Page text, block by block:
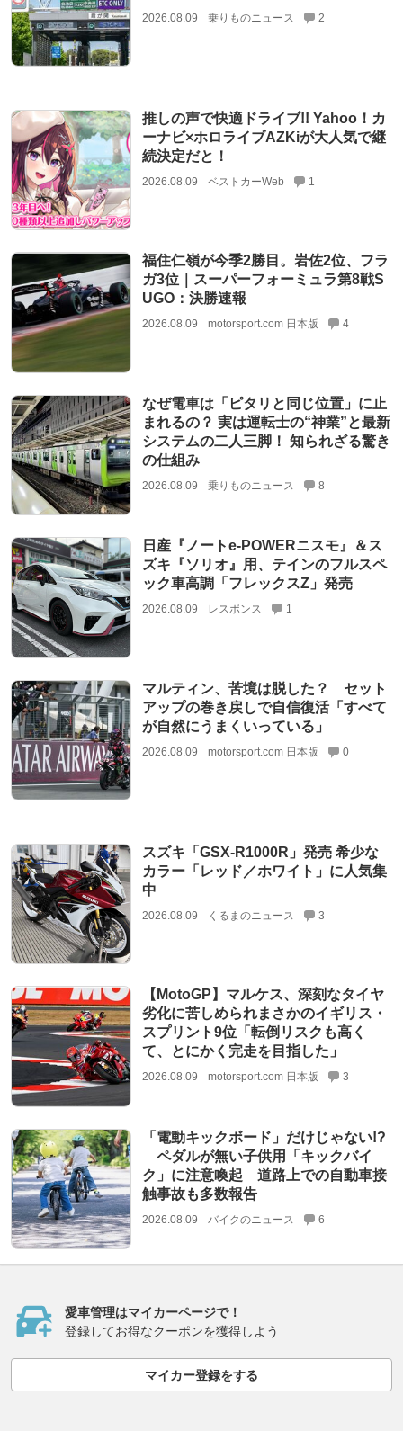
2026.08.09 乗りものニュース 2
推しの声で快適ドライブ!! Yahoo！カ
ーナビ×ホロライブAZKiが大人気で継
続決定だと！
2026.08.09 ベストカーWeb 1
福住仁嶺が今季2勝目。岩佐2位、フラ
ガ3位｜スーパーフォーミュラ第8戦S
UGO：決勝速報
2026.08.09 motorsport.com 日本版 4
なぜ電車は「ピタリと同じ位置」に止
まれるの？ 実は運転士の“神業”と最新
システムの二人三脚！ 知られざる驚き
の仕組み
2026.08.09 乗りものニュース 8
日産『ノートe-POWERニスモ』＆ス
ズキ『ソリオ』用、テインのフルスペ
ック車高調「フレックスZ」発売
2026.08.09 レスポンス 1
マルティン、苦境は脱した？ セット
アップの巻き戻しで自信復活「すべて
が自然にうまくいっている」
2026.08.09 motorsport.com 日本版 0
スズキ「GSX-R1000R」発売 希少な
カラー「レッド／ホワイト」に人気集
中
2026.08.09 くるまのニュース 3
【MotoGP】マルケス、深刻なタイヤ
劣化に苦しめられまさかのイギリス・
スプリント9位「転倒リスクも高く
て、とにかく完走を目指した」
2026.08.09 motorsport.com 日本版 3
「電動キックボード」だけじゃない!?
ペダルが無い子供用「キックバイ
ク」に注意喚起 道路上での自動車接
触事故も多数報告
2026.08.09 バイクのニュース 6
愛車管理はマイカーページで！
登録してお得なクーポンを獲得しよう
マイカー登録をする